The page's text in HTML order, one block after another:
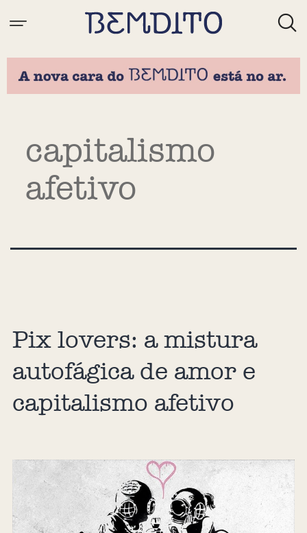
capitalismo
afetivo
Pix lovers: a mistura
autofágica de amor e
capitalismo afetivo